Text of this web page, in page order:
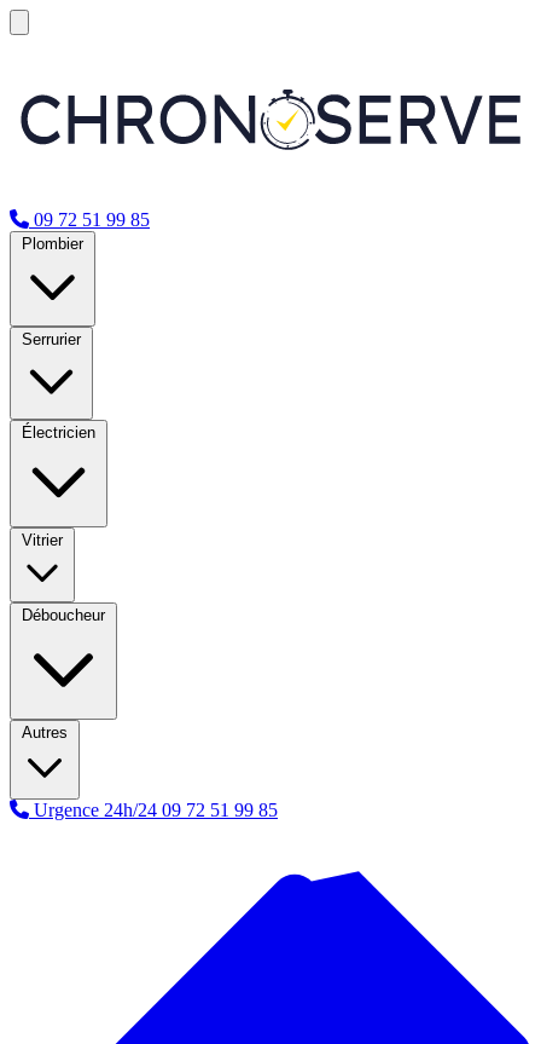
09 72 51 99 85
Plombier
Serrurier
Électricien
Vitrier
Déboucheur
Autres
Urgence 24h/24 09 72 51 99 85